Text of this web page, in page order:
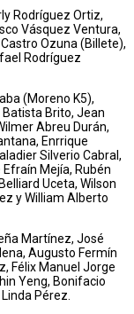
Rodríguez Ortiz,
Vásquez Ventura,
Ozuna (Billete),
Rodríguez
(Moreno K5),
Brito, Jean
Abreu Durán,
Enrrique
Silverio Cabral,
Mejía, Rubén
Uceta, Wilson
y William Alberto
Martínez, José
Augusto Fermín
Félix Manuel Jorge
Yeng, Bonifacio
Pérez.